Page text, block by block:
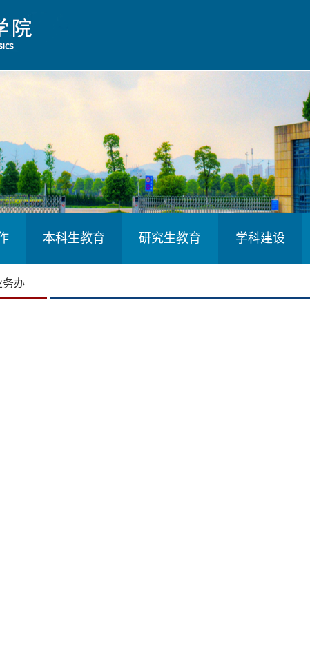
本科生教育 研究生教育 学科建设
务办